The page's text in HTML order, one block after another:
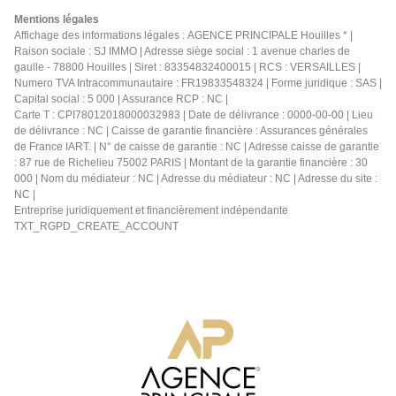
chambres acceuillantes composent un univers serein
et intime. La suite parentale, avec sa propre salle
d'eau, une seconde salle d'eau avec wc, complète cet
étage. Le sous-sol : un monde de possibilités Le
sous-sol total offre une multitude d'usages : - Une
cusine d'été, - Une buanderie fonctionnelle, - Une
chaufferie, - Et une pièce qui pourra devenir chambre
d'amis, bureau, salle de loisirs... L'accès direct au
jardin et la possibilité d'y stationner un ou deux
véhicules renforcent encore la praticité du lieu. Des
vitrage PVC, volets roulants électriques, radiateurs
lumière, l'espace et la sérénité s'accordent avec
Mentions légales
Affichage des informations légales : AGENCE PRINCIPALE Houilles * |
Raison sociale : SJ IMMO | Adresse siège social : 1 avenue charles de
gaulle - 78800 Houilles | Siret : 83354832400015 | RCS : VERSAILLES |
Numero TVA Intracommunautaire : FR19833548324 | Forme juridique : SAS |
Capital social : 5 000 | Assurance RCP : NC |
Carte T : CPI78012018000032983 | Date de délivrance : 0000-00-00 | Lieu
de délivrance : NC | Caisse de garantie financière : Assurances générales
de France IART. | N° de caisse de garantie : NC | Adresse caisse de garantie
: 87 rue de Richelieu 75002 PARIS | Montant de la garantie financière : 30
000 | Nom du médiateur : NC | Adresse du médiateur : NC | Adresse du site :
NC |
Entreprise juridiquement et financièrement indépendante
TXT_RGPD_CREATE_ACCOUNT